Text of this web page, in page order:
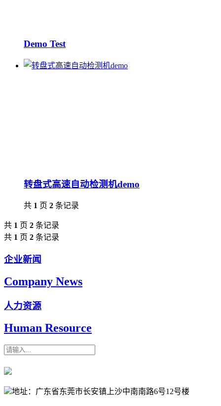
Demo Test
转盘式高速自动检测机demo
共 1 页 2 条记录
共 1 页 2 条记录
共 1 页 2 条记录
企业新闻
Company News
人力资源
Human Resource
地址：广东省东莞市长安镇上沙中南南路6号12号楼